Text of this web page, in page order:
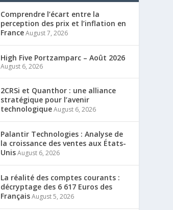
Comprendre l’écart entre la
perception des prix et l’inflation en
FranceAugust 7, 2026
High Five Portzamparc – Août 2026
August 6, 2026
2CRSi et Quanthor : une alliance
stratégique pour l’avenir
technologiqueAugust 6, 2026
Palantir Technologies : Analyse de
la croissance des ventes aux États-
UnisAugust 6, 2026
La réalité des comptes courants :
décryptage des 6 617 Euros des
FrançaisAugust 5, 2026